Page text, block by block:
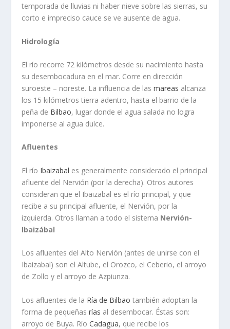
temporada de lluvias ni haber nieve sobre las sierras, su
corto e impreciso cauce se ve ausente de agua.
Hidrología
El río recorre 72 kilómetros desde su nacimiento hasta
su desembocadura en el mar. Corre en dirección
suroeste – noreste. La influencia de lasmareas alcanza
los 15 kilómetros tierra adentro, hasta el barrio de la
peña de Bilbao, lugar donde el agua salada no logra
imponerse al agua dulce.
Afluentes
El río Ibaizabal es generalmente considerado el principal
afluente del Nervión (por la derecha). Otros autores
consideran que el Ibaizabal es el río principal, y que
recibe a su principal afluente, el Nervión, por la
izquierda. Otros llaman a todo el sistema Nervión-
Ibaizábal
Los afluentes del Alto Nervión (antes de unirse con el
Ibaizabal) son el Altube, el Orozco, el Ceberio, el arroyo
de Zollo y el arroyo de Azpiunza.
Los afluentes de la Ría de Bilbao también adoptan la
forma de pequeñasrías al desembocar. Éstas son:
arroyo de Buya. RíoCadagua, que recibe los